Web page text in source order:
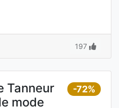
197
-72%
Tanneur
mode